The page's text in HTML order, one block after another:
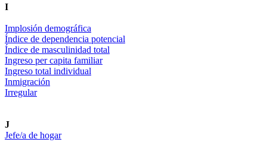
I
Implosión demográfica
Índice de dependencia potencial
Índice de masculinidad total
Ingreso per capita familiar
Ingreso total individual
Inmigración
Irregular
J
Jefe/a de hogar